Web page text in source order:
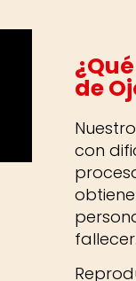
de
con
fallecer.